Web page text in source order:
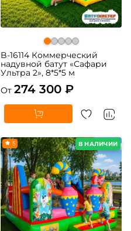
B-16114 Коммерческий
надувной батут «Сафари
Ультра 2», 8*5*5 м
От 274 300 ₽
В НАЛИЧИИ
5